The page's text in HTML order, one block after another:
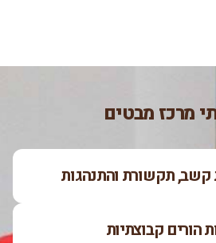
מרכז מבטים
קשב, תקשורת והתנהגות
הורים קבוצתיות